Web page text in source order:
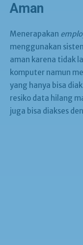
Aman
Menerapakan
menggunakan
aman karena tidak
komputer namun
yang hanya bisa
resiko data hilang
juga bisa diakses